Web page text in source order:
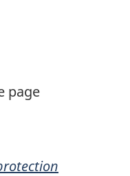
page